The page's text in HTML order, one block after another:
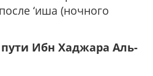
‘иша (ночного
Ибн Хаджара Аль-